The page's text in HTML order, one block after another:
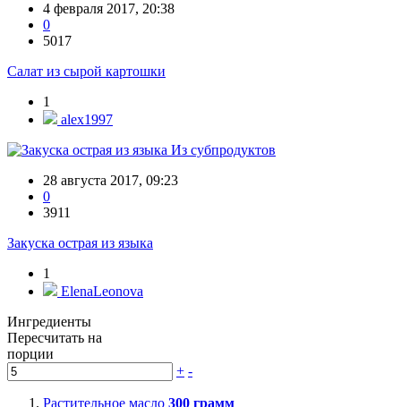
4 февраля 2017, 20:38
0
5017
Салат из сырой картошки
1
alex1997
Из субпродуктов
28 августа 2017, 09:23
0
3911
Закуска острая из языка
1
ElenaLeonova
Ингредиенты
Пересчитать на
порции
+ -
Растительное масло 300 грамм